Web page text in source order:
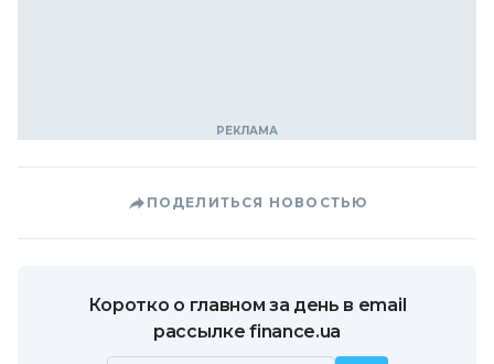
ПОДЕЛИТЬСЯ НОВОСТЬЮ
Коротко о главном за день в email
рассылке finance.ua